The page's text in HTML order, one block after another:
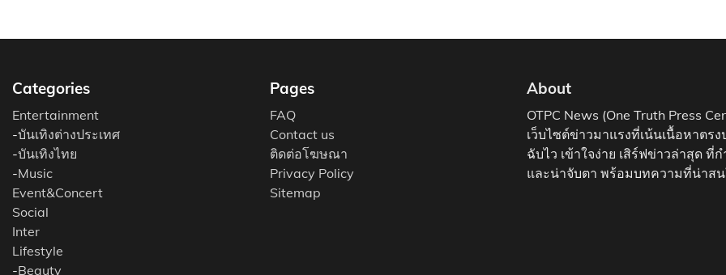
Categories
Entertainment
-บันเทิงต่างประเทศ
-บันเทิงไทย
-Music
Event&Concert
Social
Inter
Lifestyle
-Beauty
Pages
FAQ
Contact us
ติดต่อโฆษณา
Privacy Policy
Sitemap
About
OTPC News (One Truth Press
เว็บไซต์ข่าวมาแรงที่เน้นเนื้อหาตรง
ฉับไว เข้าใจง่าย เสิร์ฟข่าวล่าสุด ที่
และน่าจับตา พร้อมบทความที่น่าสน